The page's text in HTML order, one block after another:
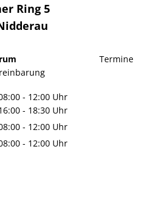
Ring 5
Termine
- 12:00 Uhr
Von 08:00 bis 12:00 Uhr
- 18:30 Uhr
Von 16:00 bis 18:30 Uhr
- 12:00 Uhr
Von 08:00 bis 12:00 Uhr
- 12:00 Uhr